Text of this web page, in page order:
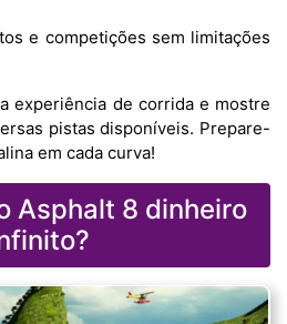
e competições sem limitações
experiência de corrida e mostre
pistas disponíveis. Prepare-
em cada curva!
Asphalt 8 dinheiro